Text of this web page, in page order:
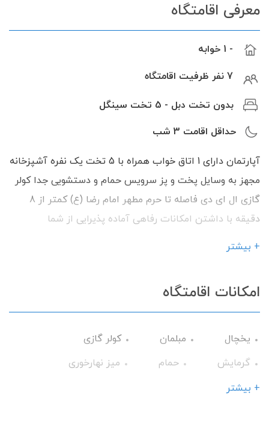
معرفی اقامتگاه
- 1 خوابه
7 نفر ظرفیت اقامتگاه
بدون تخت دبل - 5 تخت سینگل
حداقل اقامت 3 شب
آپارتمان دارای 1 اتاق خواب همراه با 5 تخت یک نفره آشپزخانه
مجهز به وسایل پخت و پز سرویس حمام و دستشویی جدا کولر
گازی ال ای دی فاصله تا حرم مطهر امام رضا (ع) کمتر از 8
دقیقه با داشتن امکانات رفاهی آماده پذیرایی از شما
+ بیشتر
امکانات اقامتگاه
یخچال مبلمان
کولر گازی
گرمایش
حمام
میز نهارخوری
اجاق گاز
+ بیشتر